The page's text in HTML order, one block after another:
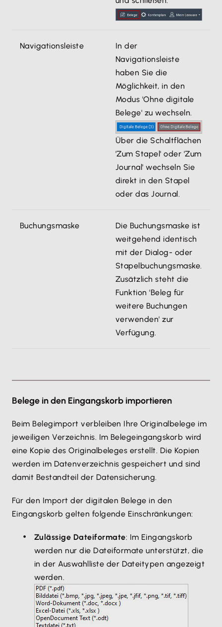
Navigationsleiste
In der
Navigationsleiste
haben Sie die
Möglichkeit, in den
Modus 'Ohne digitale
Belege' zu wechseln.
Über die Schaltflächen
'Zum Stapel' oder 'Zum
Journal' wechseln Sie
direkt in den Stapel
oder das Journal.
Buchungsmaske
Die Buchungsmaske ist
weitgehend identisch
mit der Dialog- oder
Stapelbuchungsmaske.
Zusätzlich steht die
Funktion 'Beleg für
weitere Buchungen
verwenden' zur
Verfügung.
Belege in den Eingangskorb importieren
Beim Belegimport verbleiben Ihre Originalbelege im
jeweiligen Verzeichnis. Im Belegeingangskorb wird
eine Kopie des Originalbeleges erstellt. Die Kopien
werden im Datenverzeichnis gespeichert und sind
damit Bestandteil der Datensicherung.
Für den Import der digitalen Belege in den
Eingangskorb gelten folgende Einschränkungen:
Zulässige Dateiformate: Im Eingangskorb
werden nur die Dateiformate unterstützt, die
in der Auswahlliste der Dateitypen angezeigt
werden.